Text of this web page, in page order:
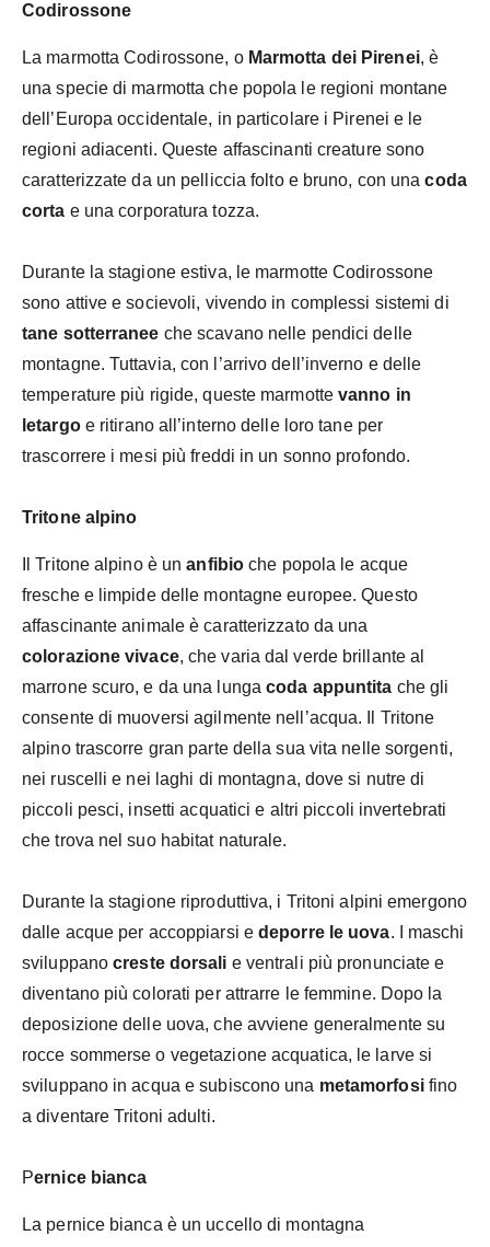
Codirossone
La marmotta Codirossone, o Marmotta dei Pirenei, è
una specie di marmotta che popola le regioni montane
dell’Europa occidentale, in particolare i Pirenei e le
regioni adiacenti. Queste affascinanti creature sono
caratterizzate da un pelliccia folto e bruno, con unacoda
corta e una corporatura tozza.
Durante la stagione estiva, le marmotte Codirossone
sono attive e socievoli, vivendo in complessi sistemi di
tane sotterranee che scavano nelle pendici delle
montagne. Tuttavia, con l’arrivo dell’inverno e delle
temperature più rigide, queste marmottevanno in
letargoe ritirano all’interno delle loro tane per
trascorrere i mesi più freddi in un sonno profondo.
Tritone alpino
Il Tritone alpino è unanfibio che popola le acque
fresche e limpide delle montagne europee. Questo
affascinante animale è caratterizzato da una
colorazione vivace, che varia dal verde brillante al
marrone scuro, e da una lungacoda appuntita che gli
consente di muoversi agilmente nell’acqua. Il Tritone
alpino trascorre gran parte della sua vita nelle sorgenti,
nei ruscelli e nei laghi di montagna, dove si nutre di
piccoli pesci, insetti acquatici e altri piccoli invertebrati
che trova nel suo habitat naturale.
Durante la stagione riproduttiva, i Tritoni alpini emergono
dalle acque per accoppiarsi edeporre le uova. I maschi
sviluppanocreste dorsali e ventrali più pronunciate e
diventano più colorati per attrarre le femmine. Dopo la
deposizione delle uova, che avviene generalmente su
rocce sommerse o vegetazione acquatica, le larve si
sviluppano in acqua e subiscono una metamorfosifino
a diventare Tritoni adulti.
Pernice bianca
La pernice bianca è un uccello di montagna